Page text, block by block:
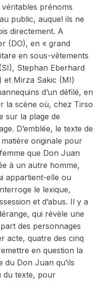
prénoms
public, auquel ils ne
directement. A
(DO), en « grand
en sous-vêtements
Stephan Eberhard
et Mirza Sakic (MI)
d’un défilé, en
la scène où, chez Tirso
sur la plage de
D’emblée, le texte de
originale pour
que Don Juan
à un autre homme,
appartient-elle ou
le lexique,
et d’abus. Il y a
qui révèle une
des personnages
acte, quatre des cinq
en question la
du Don Juan qu’ils
du texte, pour